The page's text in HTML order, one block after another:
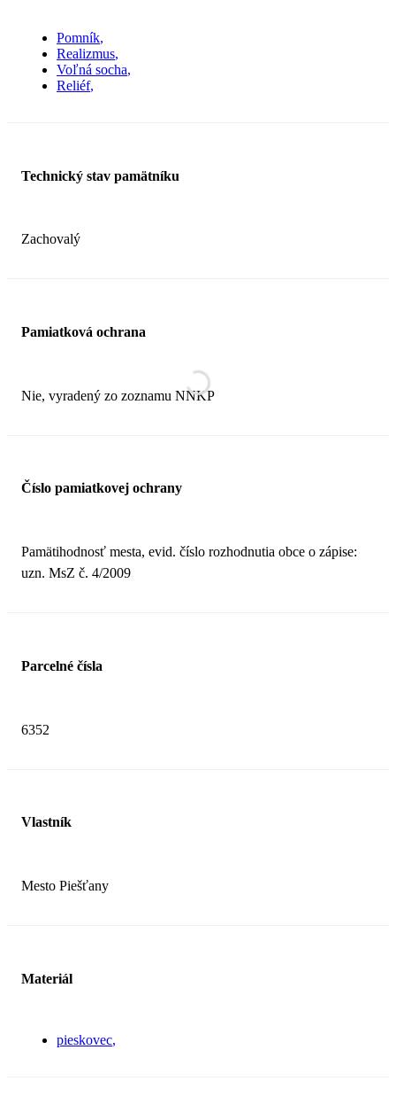
Pomník
Realizmus
Voľná socha
Reliéf
Technický stav pamätníku
Zachovalý
Pamiatková ochrana
Nie, vyradený zo zoznamu NNKP
Číslo pamiatkovej ochrany
Pamätihodnosť mesta, evid. číslo rozhodnutia obce o zápise:
uzn. MsZ č. 4/2009
Parcelné čísla
6352
Vlastník
Mesto Piešťany
Materiál
pieskovec